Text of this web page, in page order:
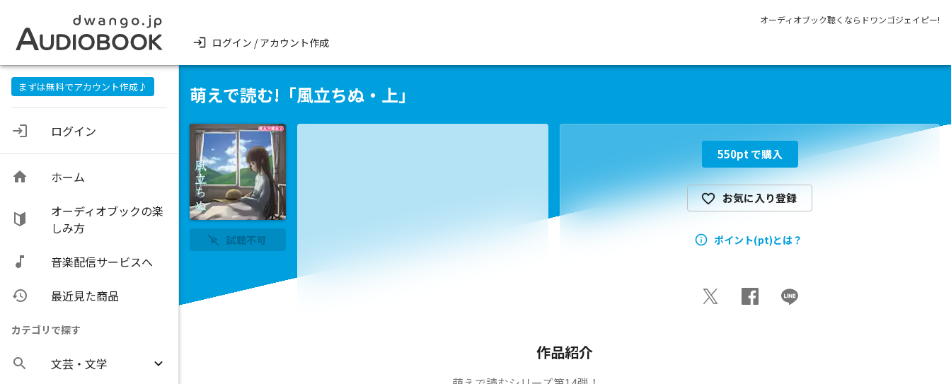
オーディオブック聴くならドワンゴジェイピー!
ログイン / アカウント作成
まずは無料でアカウント作成♪
ログイン
ホーム
オーディオブックの楽
しみ方
音楽配信サービスへ
最近見た商品
カテゴリで探す
文芸・文学
萌えで読む!「風立ちぬ・上」
試聴不可
550pt で購入
お気に入り登録
ポイント(pt)とは？
作品紹介